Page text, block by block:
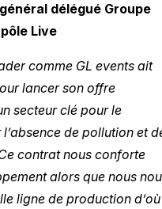
délégué Groupe
Live
comme GL events ait
lancer son offre
secteur clé pour le
de pollution et
contrat nous conforte
alors que nous
ligne de production d’où